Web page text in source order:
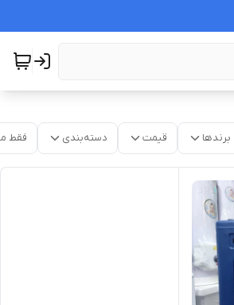
برندها قیمت دسته‌بندی فقط